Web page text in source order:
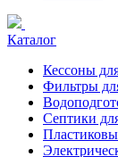
Каталог
Кессоны
Фильтры
Септики